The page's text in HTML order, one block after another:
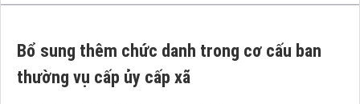
Bổ sung thêm chức danh trong cơ cấu ban
thường vụ cấp ủy cấp xã